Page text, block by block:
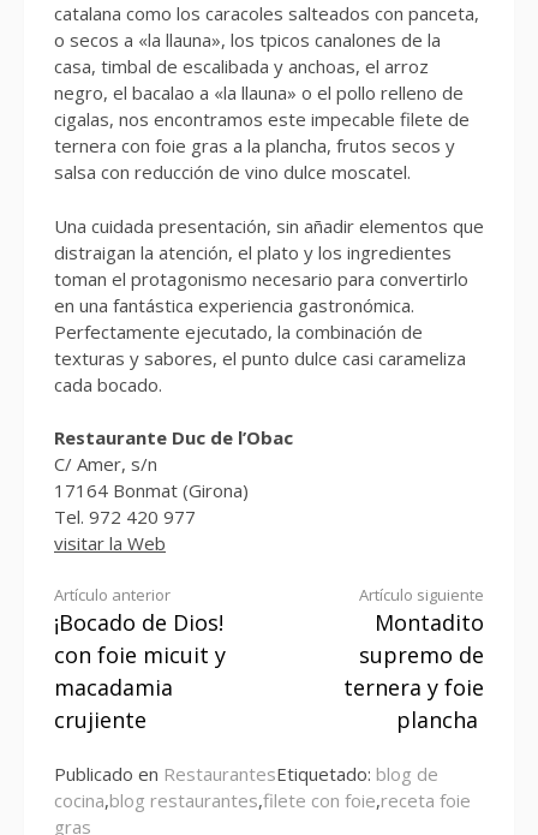
catalana como los caracoles salteados con panceta,
o secos a «la llauna», los tpicos canalones de la
casa, timbal de escalibada y anchoas, el arroz
negro, el bacalao a «la llauna» o el pollo relleno de
cigalas, nos encontramos este impecable filete de
ternera con foie gras a la plancha, frutos secos y
salsa con reducción de vino dulce moscatel.
Una cuidada presentación, sin añadir elementos que
distraigan la atención, el plato y los ingredientes
toman el protagonismo necesario para convertirlo
en una fantástica experiencia gastronómica.
Perfectamente ejecutado, la combinación de
texturas y sabores, el punto dulce casi carameliza
cada bocado.
Restaurante Duc de l’Obac
C/ Amer, s/n
17164 Bonmat (Girona)
Tel. 972 420 977
visitar la Web
Seguir
leyendo
Artículo anterior
¡Bocado de Dios!
con foie micuit y
macadamia
crujiente
Artículo siguiente
Montadito
supremo de
ternera y foie
plancha
Publicado en RestaurantesEtiquetado: blog de
cocina,blog restaurantes,filete con foie,receta foie
gras